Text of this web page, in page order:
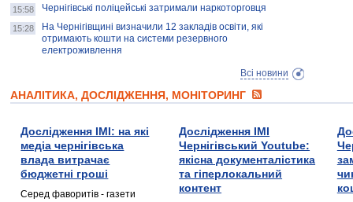
15:58 Чернігівські поліцейські затримали наркоторговця
15:28
На Чернігівщині визначили 12 закладів освіти, які
отримають кошти на системи резервного
електроживлення
Всі новини
АНАЛІТИКА, ДОСЛІДЖЕННЯ, МОНІТОРИНГ
Дослідження ІМІ: на які
медіа чернігівська
влада витрачає
бюджетні гроші
Серед фаворитів - газети
Дослідження ІМІ
Чернігівський Youtube:
якісна документалістика
та гіперлокальний
контент